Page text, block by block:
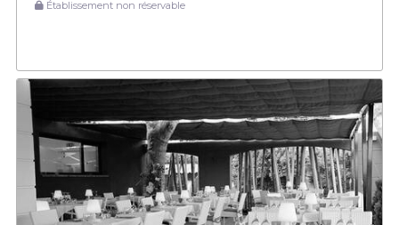
Établissement non réservable